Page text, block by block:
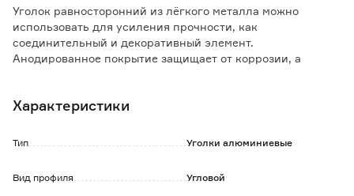
Уголок равносторонний из лёгкого металла можно
использовать для усиления прочности, как
соединительный и декоративный элемент.
Анодированное покрытие защищает от коррозии, а
Профиль устойчив к атмосферному воздействию,
внутреннего и наружного использования.
гладкую поверхность.
Характеристики
Тип Уголки алюминиевые
Вид профиля Угловой